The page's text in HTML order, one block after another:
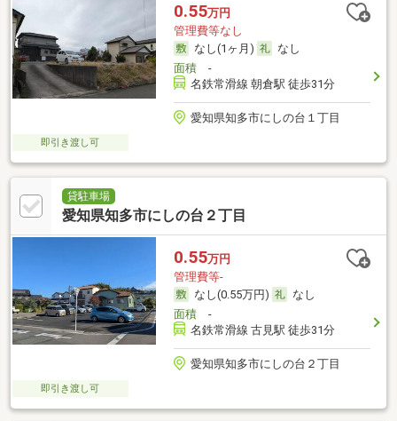
0.55万円
管理費等なし
なし(1ヶ月)
なし
面積-
名鉄常滑線 朝倉駅 徒歩31分
愛知県知多市にしの台１丁目
即引き渡し可
貸駐車場
愛知県知多市にしの台２丁目
0.55万円
管理費等-
なし(0.55万円)
なし
面積-
名鉄常滑線 古見駅 徒歩31分
愛知県知多市にしの台２丁目
即引き渡し可